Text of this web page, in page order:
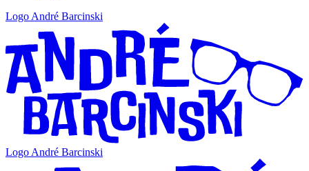
Logo André Barcinski
Logo André Barcinski